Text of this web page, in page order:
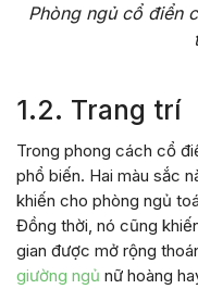
Phòng ngủ cổ điển
1.2. Trang trí
Trong phong cách cổ
phổ biến. Hai màu sắc
khiến cho phòng ngủ
Đồng thời, nó cũng
gian được mở rộng
giường ngủ nữ hoàng